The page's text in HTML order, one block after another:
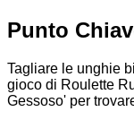
Punto
Tagliare le unghie
gioco di Roulette
Gessoso' per